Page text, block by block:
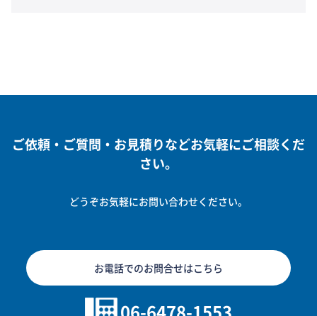
ご依頼・ご質問・お見積りなどお気軽にご相談くだ
さい。
どうぞお気軽にお問い合わせください。
お電話でのお問合せはこちら